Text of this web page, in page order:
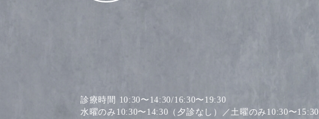
診療時間 10:30〜14:30/16:30〜19:30
水曜のみ10:30〜14:30（夕診なし）／土曜のみ10:30〜15:30